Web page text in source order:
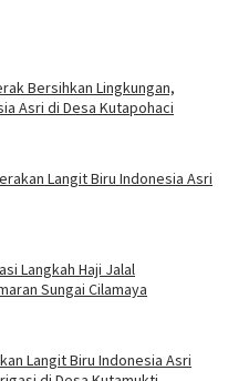
Bersihkan Lingkungan,
Asri di Desa Kutapohaci
Langit Biru Indonesia Asri
Langkah Haji Jalal
Sungai Cilamaya
Langit Biru Indonesia Asri